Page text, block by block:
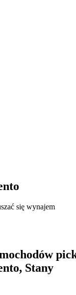
się wynajem
Stany